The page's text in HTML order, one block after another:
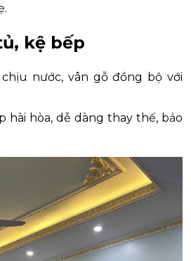
kệ bếp
nước, vân gỗ đồng bộ với
hài hòa, dễ dàng thay thế, bảo